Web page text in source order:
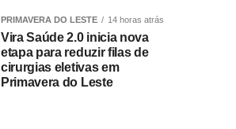
PRIMAVERA DO LESTE 14 horas atrás
Vira Saúde 2.0 inicia nova
etapa para reduzir filas de
cirurgias eletivas em
Primavera do Leste